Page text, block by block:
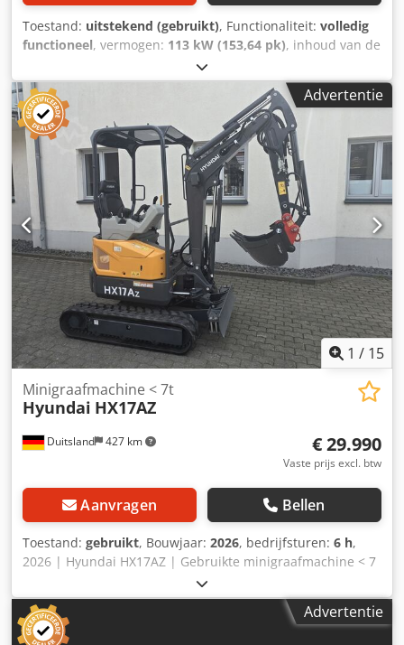
Toestand: uitstekend (gebruikt), Functionaliteit: volledig
functioneel, vermogen: 113 kW (153,64 pk), inhoud van de
, machine-/voertuignummer:
HHKHZ603CC0000100, Volledig functioneel Dedpsylit Nsfx
Acfsck
Advertentie
1 / 15
Duitsland 427 km
Minigraafmachine < 7t
Hyundai HX17AZ
€ 29.990
Vaste prijs excl. btw
Aanvragen Bellen
Toestand: gebruikt, Bouwjaar: 2026, bedrijfsturen: 6 h,
2026 | Hyundai HX17AZ | Gebruikte minigraafmachine < 7
ton | 6 uur 📍 Locatie: Duitsland 🚛 Levering mogelijk tot
uw locatie – Gebruik onze verzendcalculator om de
transportkosten te schatten! 💰 Koop nu voor € 30.000 of
doe een bod. Dodpfx Aezh Ictjcfock Betaling bij levering
Advertentie